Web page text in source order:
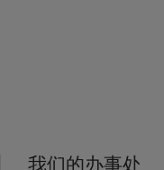
我们的办事处